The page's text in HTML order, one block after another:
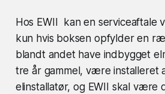
Hos EWII kan en serviceaftale
kun hvis boksen opfylder en
blandt andet have indbygget
tre år gammel, være installeret
elinstallatør, og EWII skal være